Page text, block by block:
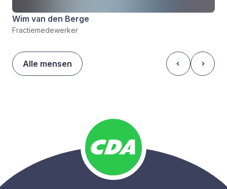
Wim van den Berge
Fractiemedewerker
Alle mensen